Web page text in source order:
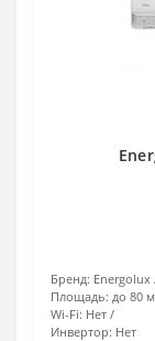
Бренд: Energolux
Площадь: до 80
Wi-Fi: Нет
Инвертор: Нет